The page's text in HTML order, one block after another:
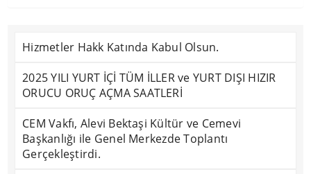
Hizmetler Hakk Katında Kabul Olsun.
2025 YILI YURT İÇİ TÜM İLLER ve YURT DIŞI HIZIR
ORUCU ORUÇ AÇMA SAATLERİ
CEM Vakfı, Alevi Bektaşi Kültür ve Cemevi
Başkanlığı ile Genel Merkezde Toplantı
Gerçekleştirdi.